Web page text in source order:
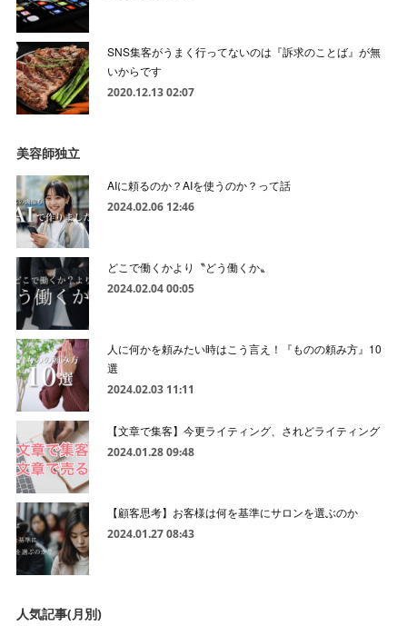
SNS集客がうまく行ってないのは『訴求のことば』が無
いからです
2020.12.13 02:07
美容師独立
AIに頼るのか？AIを使うのか？って話
2024.02.06 12:46
どこで働くかより〝どう働くか〟
2024.02.04 00:05
人に何かを頼みたい時はこう言え！『ものの頼み方』10
選
2024.02.03 11:11
【文章で集客】今更ライティング、されどライティング
2024.01.28 09:48
【顧客思考】お客様は何を基準にサロンを選ぶのか
2024.01.27 08:43
人気記事(月別)